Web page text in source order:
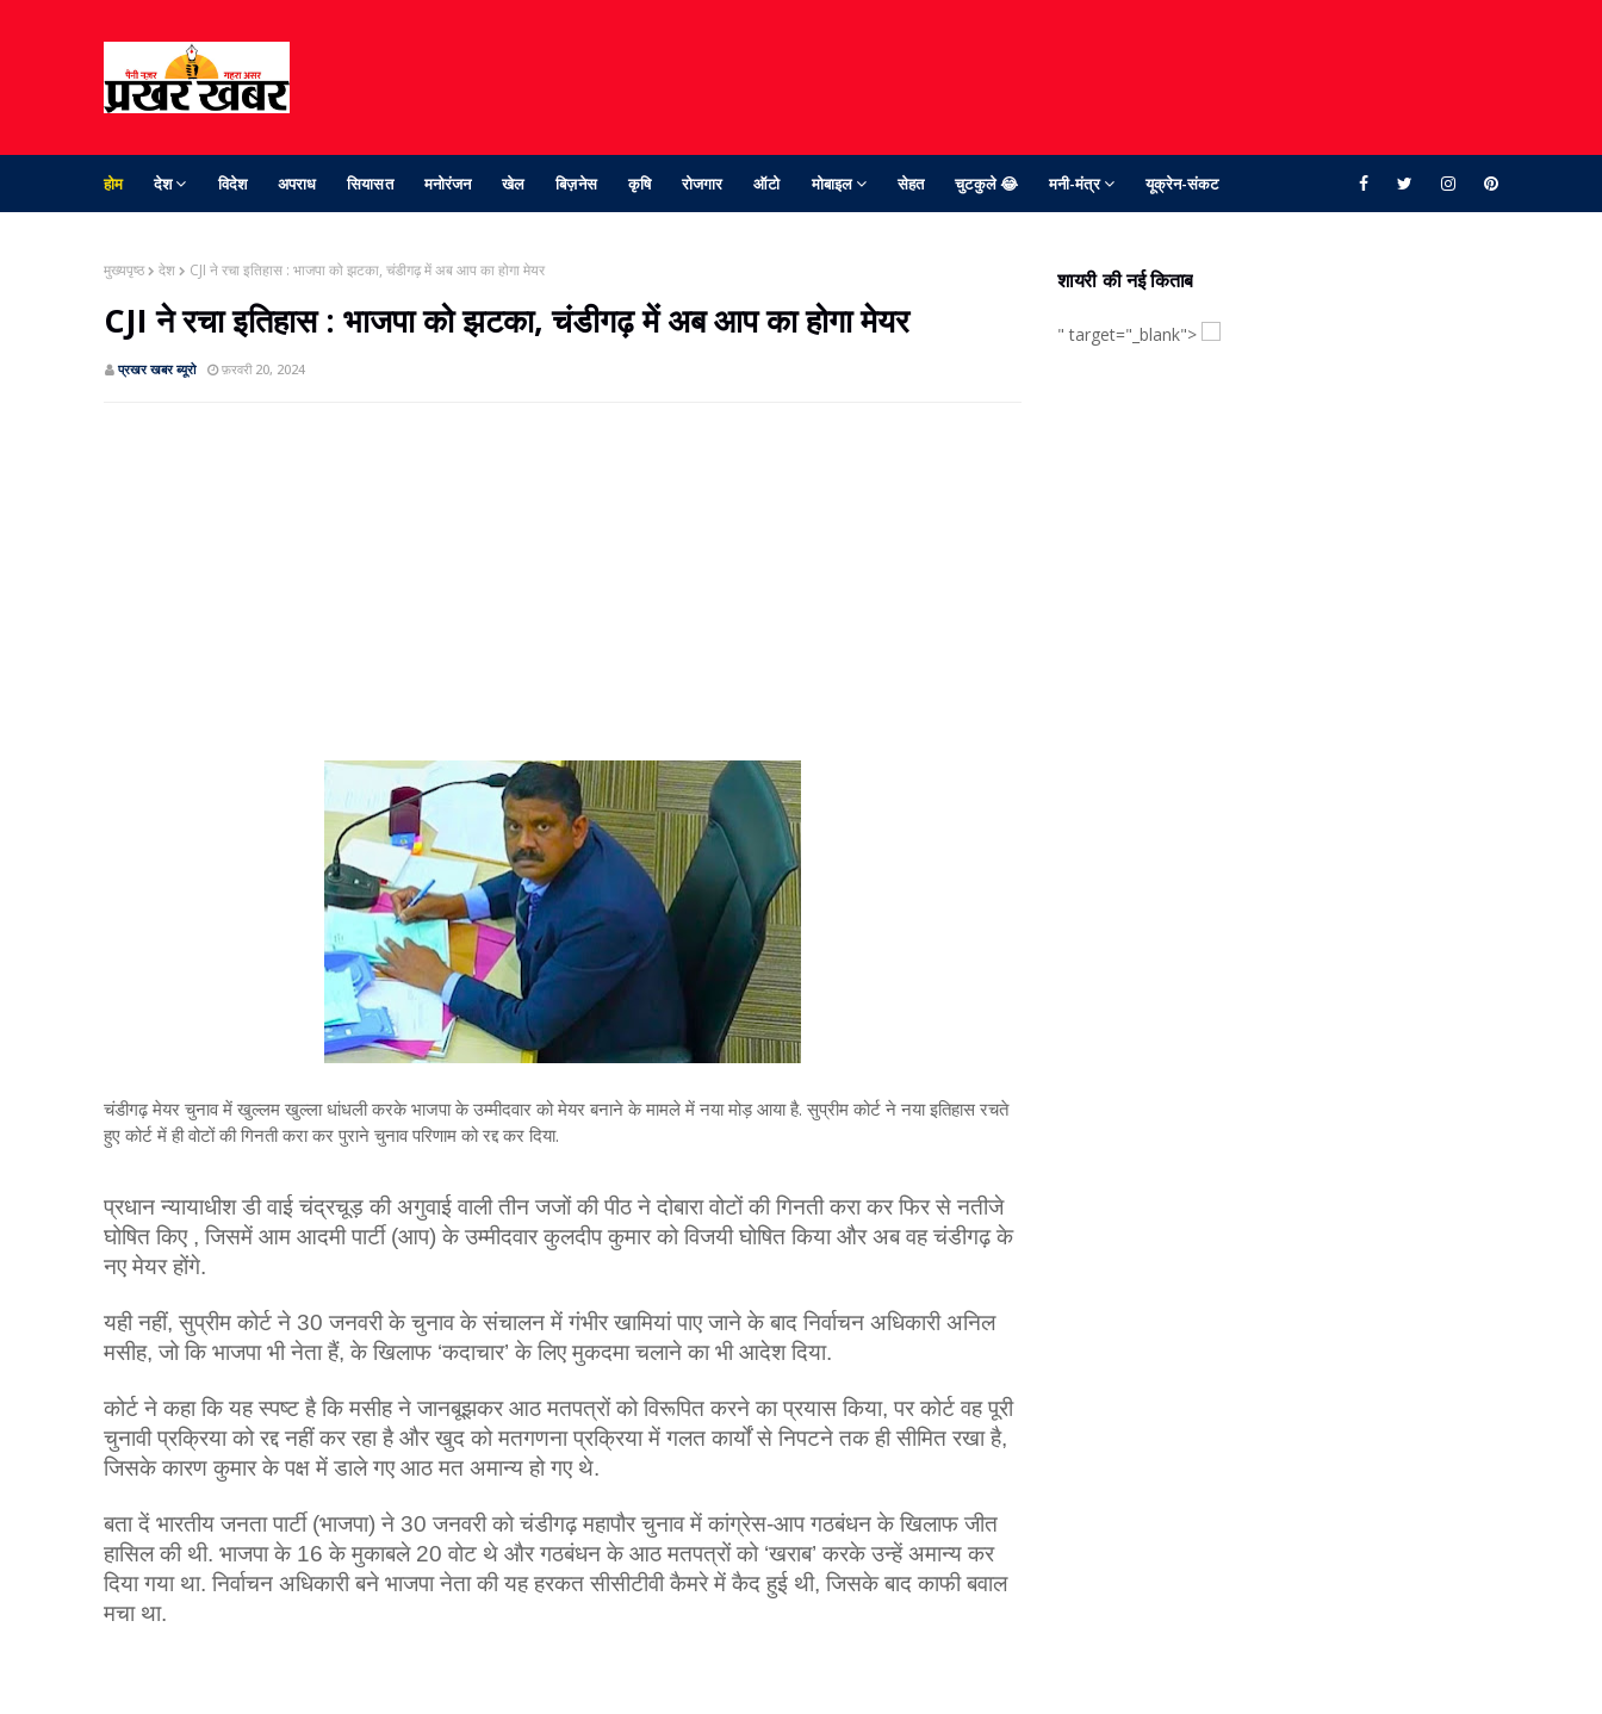
होम देश विदेश अपराध सियासत मनोरंजन खेल बिज़नेस कृषि रोजगार ऑटो मोबाइल सेहत चुटकुले 😂 मनी-मंत्र यूक्रेन-संकट
मुख्यपृष्ठ देश CJI ने रचा इतिहास : भाजपा को झटका, चंडीगढ़ में अब आप का होगा मेयर
CJI ने रचा इतिहास : भाजपा को झटका, चंडीगढ़ में अब आप का होगा मेयर
प्रखर खबर ब्‍यूरो फ़रवरी 20, 2024
चंडीगढ़ मेयर चुनाव में खुल्‍लम खुल्‍ला धांधली करके भाजपा के उम्‍मीदवार को मेयर बनाने के मामले में नया मोड़ आया है. सुप्रीम कोर्ट ने नया इतिहास रचते
हुए कोर्ट में ही वोटों की गिनती करा कर पुराने चुनाव परिणाम को रद्द कर दिया.
प्रधान न्यायाधीश डी वाई चंद्रचूड़ की अगुवाई वाली तीन जजों की पीठ ने दोबारा वोटों की गिनती करा कर फिर से नतीजे
घोषित किए , जिसमें आम आदमी पार्टी (आप) के उम्मीदवार कुलदीप कुमार को विजयी घोषित किया और अब वह चंडीगढ़ के
नए मेयर होंगे.
यही नहीं, सुप्रीम कोर्ट ने 30 जनवरी के चुनाव के संचालन में गंभीर खामियां पाए जाने के बाद निर्वाचन अधिकारी अनिल
मसीह, जो कि भाजपा भी नेता हैं, के खिलाफ ‘कदाचार’ के लिए मुकदमा चलाने का भी आदेश दिया.
कोर्ट ने कहा कि यह स्पष्ट है कि मसीह ने जानबूझकर आठ मतपत्रों को विरूपित करने का प्रयास किया, पर कोर्ट वह पूरी
चुनावी प्रक्रिया को रद्द नहीं कर रहा है और खुद को मतगणना प्रक्रिया में गलत कार्यों से निपटने तक ही सीमित रखा है,
जिसके कारण कुमार के पक्ष में डाले गए आठ मत अमान्य हो गए थे.
बता दें भारतीय जनता पार्टी (भाजपा) ने 30 जनवरी को चंडीगढ़ महापौर चुनाव में कांग्रेस-आप गठबंधन के खिलाफ जीत
हासिल की थी. भाजपा के 16 के मुकाबले 20 वोट थे और गठबंधन के आठ मतपत्रों को ‘खराब’ करके उन्हें अमान्य कर
दिया गया था. निर्वाचन अधिकारी बने भाजपा नेता की यह हरकत सीसीटीवी कैमरे में कैद हुई थी, जिसके बाद काफी बवाल
मचा था.
शायरी की नई किताब
" target="_blank">